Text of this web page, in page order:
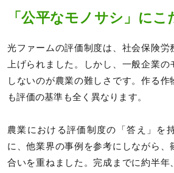
「公平なモノサシ」にこ
光ファームの評価制度は、社会保険労
上げられました。しかし、一般企業の
しないのが農業の難しさです。作る作
も評価の基準も全く異なります。
農業における評価制度の「答え」を
に、他業界の事例を参考にしながら、
合いを重ねました。完成までに約半年